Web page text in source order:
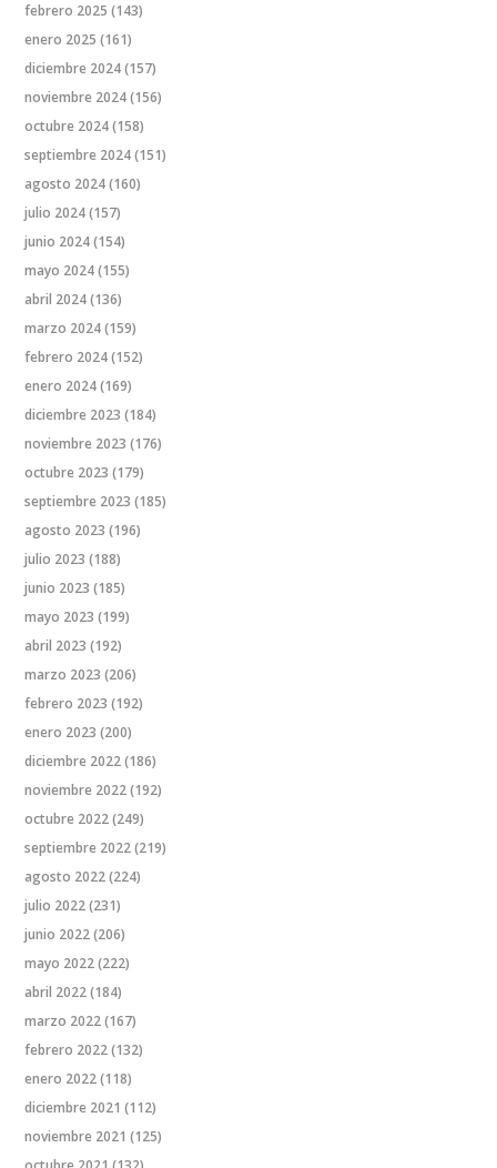
febrero 2025 (143)
enero 2025 (161)
diciembre 2024(157)
noviembre 2024(156)
octubre 2024(158)
septiembre 2024(151)
agosto 2024(160)
julio 2024(157)
junio 2024(154)
mayo 2024(155)
abril 2024(136)
marzo 2024(159)
febrero 2024(152)
enero 2024(169)
diciembre 2023 (184)
noviembre 2023 (176)
octubre 2023 (179)
septiembre 2023 (185)
agosto 2023 (196)
julio 2023 (188)
junio 2023 (185)
mayo 2023 (199)
abril 2023 (192)
marzo 2023 (206)
febrero 2023 (192)
enero 2023 (200)
diciembre 2022(186)
noviembre 2022(192)
octubre 2022(249)
septiembre 2022(219)
agosto 2022(224)
julio 2022(231)
junio 2022(206)
mayo 2022(222)
abril 2022(184)
marzo 2022(167)
febrero 2022(132)
enero 2022(118)
diciembre 2021 (112)
noviembre 2021 (125)